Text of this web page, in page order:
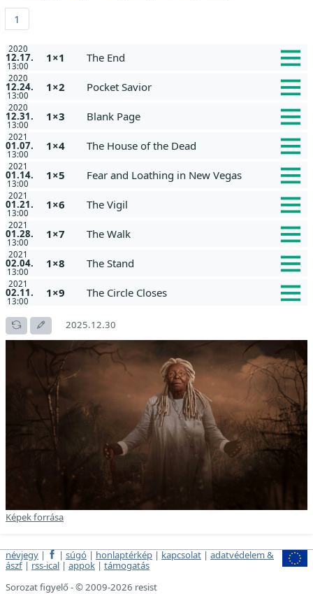
1
2020
12.17.
13:00
1×1 The End
2020
12.24.
13:00
1×2 Pocket Savior
2020
12.31.
13:00
1×3 Blank Page
2021
01.07.
13:00
1×4 The House of the Dead
2021
01.14.
13:00
1×5 Fear and Loathing in New Vegas
2021
01.21.
13:00
1×6 The Vigil
2021
01.28.
13:00
1×7 The Walk
2021
02.04.
13:00
1×8 The Stand
2021
02.11.
13:00
1×9 The Circle Closes
2025.12.30
Képek forrása
névjegy | | súgó | honlaptérkép | kapcsolat | adatvédelem &
ászf | rss-ical | appok | támogatás
Sorozat figyelő - © 2009-2026 resist